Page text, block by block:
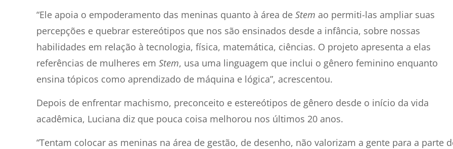
“Ele apoia o empoderamento das meninas quanto à área de Stem ao permiti-las ampliar suas
percepções e quebrar estereótipos que nos são ensinados desde a infância, sobre nossas
habilidades em relação à tecnologia, física, matemática, ciências. O projeto apresenta a elas
referências de mulheres em Stem, usa uma linguagem que inclui o gênero feminino enquanto
ensina tópicos como aprendizado de máquina e lógica”, acrescentou.
Depois de enfrentar machismo, preconceito e estereótipos de gênero desde o início da vida
acadêmica, Luciana diz que pouca coisa melhorou nos últimos 20 anos.
“Tentam colocar as meninas na área de gestão, de desenho, não valorizam a gente para a parte